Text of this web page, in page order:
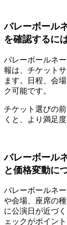
バレーボール
を確認するに
バレーボールネ
報は、チケット
ます。日程、会
ク可能です。
チケット選びの
くと、より満足
バレーボール
と価格変動に
バレーボールネ
や会場、座席の
に公演日が近づ
ェックがポイント